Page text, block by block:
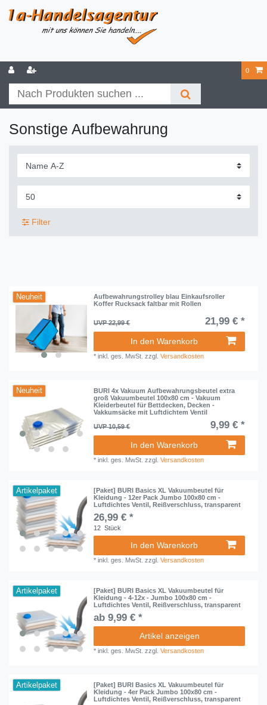
0
Sonstige Aufbewahrung
Filter
Neuheit
Aufbewahrungstrolley blau Einkaufsroller
Koffer Rucksack faltbar mit Rollen
UVP 22,99 € 21,99 € *
In den Warenkorb
*inkl. ges. MwSt. zzgl.Versandkosten
Neuheit
BURI 4x Vakuum Aufbewahrungsbeutel extra
groß Vakuumbeutel 100x80 cm - Vakuum
Kleiderbeutel für Bettdecken, Decken -
Vakkumsäcke mit Luftdichtem Ventil
UVP 10,59 €
9,99 € *
In den Warenkorb
*inkl. ges. MwSt. zzgl.Versandkosten
Artikelpaket
[Paket] BURI Basics XL Vakuumbeutel für
Kleidung - 12er Pack Jumbo 100x80 cm -
Luftdichtes Ventil, Reißverschluss, transparent
26,99 € *
12 Stück
In den Warenkorb
*inkl. ges. MwSt. zzgl.Versandkosten
Artikelpaket
[Paket] BURI Basics XL Vakuumbeutel für
Kleidung - 4-12x - Jumbo 100x80 cm -
Luftdichtes Ventil, Reißverschluss, transparent
ab 9,99 € *
Artikel anzeigen
*inkl. ges. MwSt. zzgl.Versandkosten
Artikelpaket
[Paket] BURI Basics XL Vakuumbeutel für
Kleidung - 4er Pack Jumbo 100x80 cm -
Luftdichtes Ventil, Reißverschluss, transparent